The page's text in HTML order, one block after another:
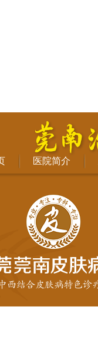
医院简介